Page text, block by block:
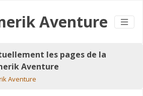
Aventure
les pages de la
Aventure
Aventure